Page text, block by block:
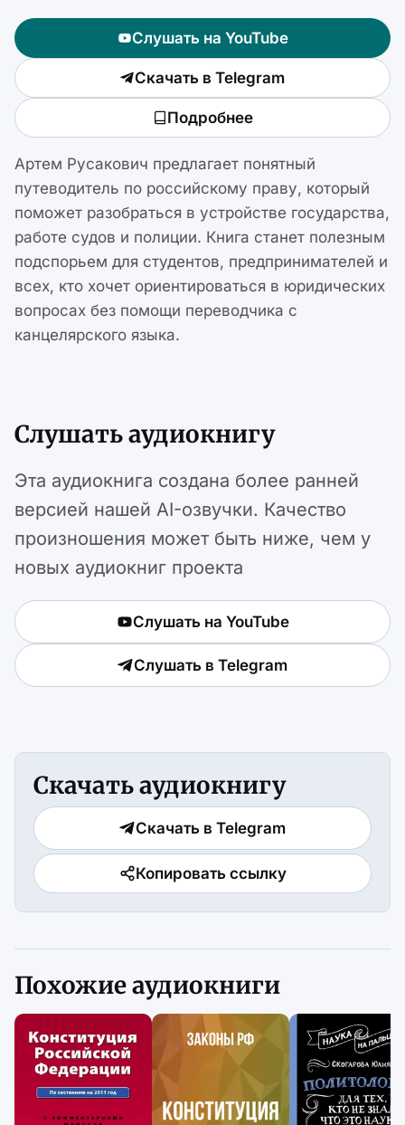
Слушать на YouTube
Скачать в Telegram
Подробнее
Артем Русакович предлагает понятный
путеводитель по российскому праву, который
поможет разобраться в устройстве государства,
работе судов и полиции. Книга станет полезным
подспорьем для студентов, предпринимателей и
всех, кто хочет ориентироваться в юридических
вопросах без помощи переводчика с
канцелярского языка.
Слушать аудиокнигу
Эта аудиокнига создана более ранней
версией нашей AI-озвучки. Качество
произношения может быть ниже, чем у
новых аудиокниг проекта
Слушать на YouTube
Слушать в Telegram
Скачать аудиокнигу
Скачать в Telegram
Копировать ссылку
Похожие аудиокниги